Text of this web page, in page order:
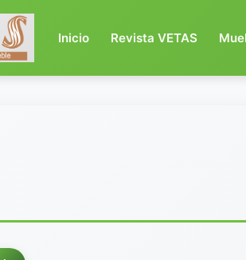
Inicio(current)
Revista VETAS